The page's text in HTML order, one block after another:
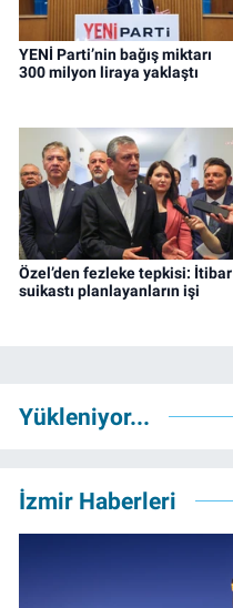
YENİ Parti’nin bağış miktarı
300 milyon liraya yaklaştı
Özel’den fezleke tepkisi: İtibar
suikastı planlayanların işi
Yükleniyor...
İzmir Haberleri